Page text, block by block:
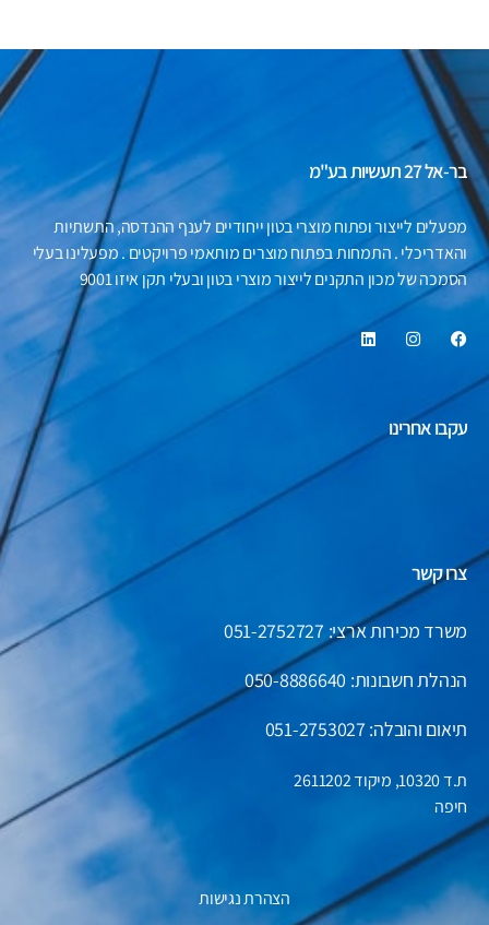
בר-אל 27 תעשיות בע"מ
מפעלים לייצור ופתוח מוצרי בטון ייחודיים לענף ההנדסה, התשתיות
והאדריכלי . התמחות בפתוח מוצרים מותאמי פרויקטים . מפעלינו בעלי
הסמכה של מכון התקנים לייצור מוצרי בטון ובעלי תקן איזו 9001
עקבו אחרינו
צרו קשר
משרד מכירות ארצי: 051-2752727
הנהלת חשבונות: 050-8886640
תיאום והובלה: 051-2753027
ת.ד 10320, מיקוד 2611202
חיפה
הצהרת נגישות